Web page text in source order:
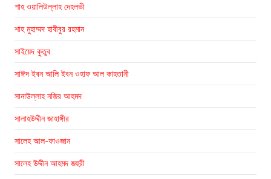
শাহ ওয়ালিউল্লাহ দেহলভী
শাহ মুহাম্মদ হাবীবুর রহমান
সাইয়েদ কুতুব
সাঈদ ইবন আলি ইবন ওহাফ আল কাহতানী
সানাউল্লাহ নজির আহমদ
সালাহউদ্দীন জাহাঙ্গীর
সালেহ আল-ফাওজান
সালেহ উদ্দীন আহমদ জহুরী